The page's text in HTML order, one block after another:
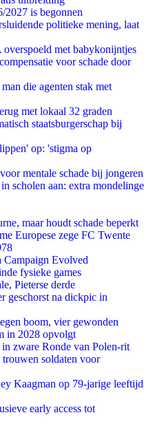
2027 is begonnen
politieke mening, laat
met babykonijntjes
voor schade door
die agenten stak met
met lokaal 32 graden
staatsburgerschap bij
op: 'stigma op
mentale schade bij jongeren
scholen aan: extra mondelinge
maar houdt schade beperkt
Europese zege FC Twente
Campaign Evolved
fysieke games
Pieterse derde
geschorst na dickpic in
boom, vier gewonden
in 2028 opvolgt
zware Ronde van Polen-rit
soldaten voor
Kaagman op 79-jarige leeftijd
early access tot